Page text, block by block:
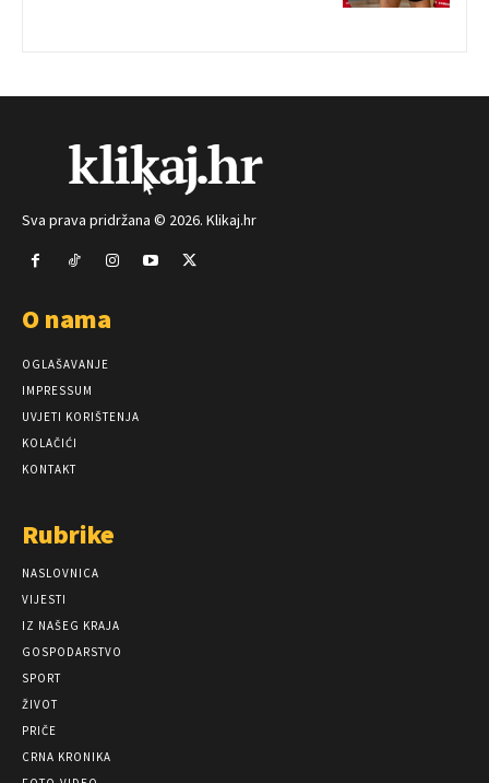
Sva prava pridržana © 2026. Klikaj.hr
O nama
OGLAŠAVANJE
IMPRESSUM
UVJETI KORIŠTENJA
KOLAČIĆI
KONTAKT
Rubrike
NASLOVNICA
VIJESTI
IZ NAŠEG KRAJA
GOSPODARSTVO
SPORT
ŽIVOT
PRIČE
CRNA KRONIKA